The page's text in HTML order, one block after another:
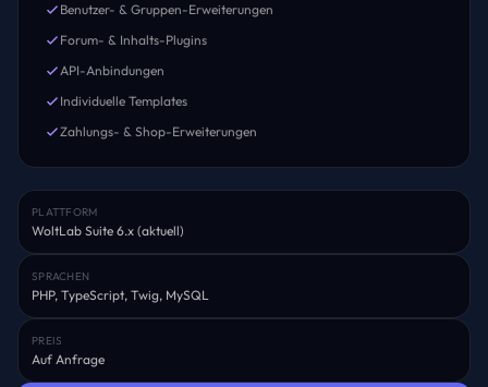
Benutzer- & Gruppen-Erweiterungen
Forum- & Inhalts-Plugins
API-Anbindungen
Individuelle Templates
Zahlungs- & Shop-Erweiterungen
PLATTFORM
WoltLab Suite 6.x (aktuell)
SPRACHEN
PHP, TypeScript, Twig, MySQL
PREIS
Auf Anfrage